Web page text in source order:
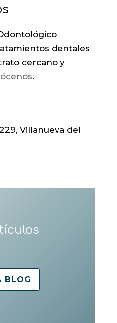
dentales
cercano y
.
Villanueva del
BLOG